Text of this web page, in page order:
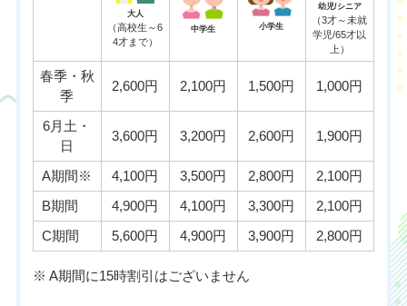
大人
（高校生～6
4才まで）
中学生 小学生
幼児/シニア
（3才～未就
学児/65才以
上）
春季・秋
季
2,600円 2,100円 1,500円 1,000円
6月土・
日
3,600円 3,200円 2,600円 1,900円
A期間※ 4,100円 3,500円 2,800円
2,100円
B期間
4,900円 4,100円 3,300円
2,100円
C期間
5,600円 4,900円 3,900円 2,800円
※ A期間に15時割引はございません